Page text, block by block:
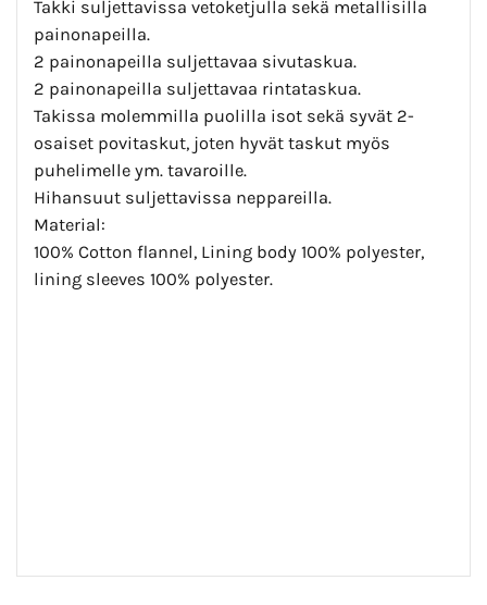
Takki suljettavissa vetoketjulla sekä metallisilla
painonapeilla.
2 painonapeilla suljettavaa sivutaskua.
2 painonapeilla suljettavaa rintataskua.
Takissa molemmilla puolilla isot sekä syvät 2-
osaiset povitaskut, joten hyvät taskut myös
puhelimelle ym. tavaroille.
Hihansuut suljettavissa neppareilla.
Material:
100% Cotton flannel, Lining body 100% polyester,
lining sleeves 100% polyester.